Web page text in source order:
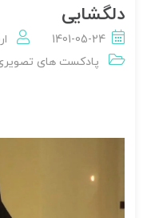
دلگشایی
1401-05-24
پادکست های تصویری